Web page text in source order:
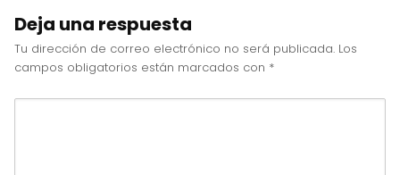
Deja una respuesta
Tu dirección de correo electrónico no será publicada. Los
campos obligatorios están marcados con *